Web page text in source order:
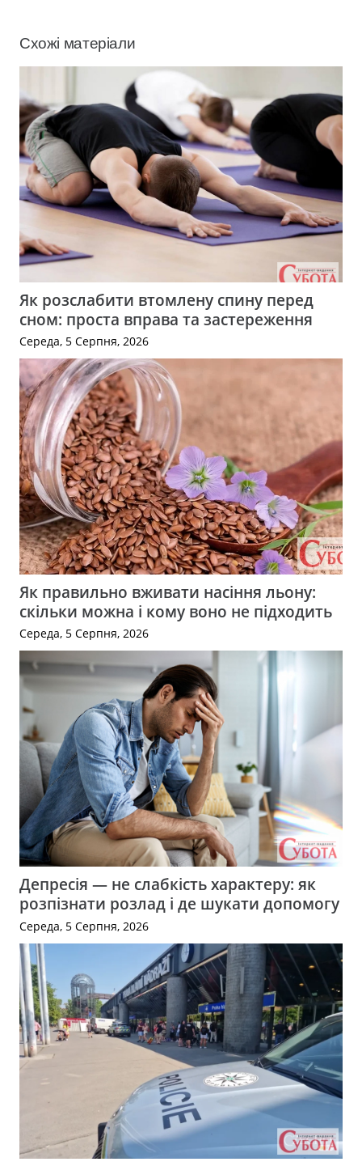
Схожі матеріали
Як розслабити втомлену спину перед
сном: проста вправа та застереження
Середа, 5 Серпня, 2026
Як правильно вживати насіння льону:
скільки можна і кому воно не підходить
Середа, 5 Серпня, 2026
Депресія — не слабкість характеру: як
розпізнати розлад і де шукати допомогу
Середа, 5 Серпня, 2026